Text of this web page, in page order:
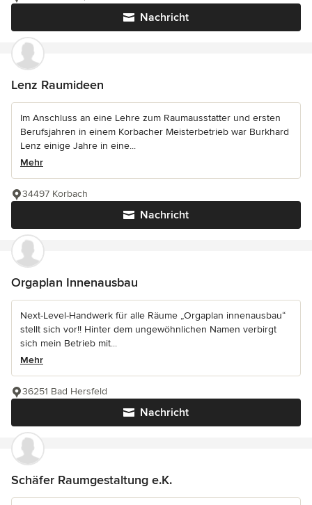
Nachricht
Lenz Raumideen
Im Anschluss an eine Lehre zum Raumausstatter und ersten
Berufsjahren in einem Korbacher Meisterbetrieb war Burkhard
Lenz einige Jahre in eine...
Mehr
Nachricht
34497 Korbach
Orgaplan Innenausbau
Next-Level-Handwerk für alle Räume „Orgaplan innenausbau“
stellt sich vor!! Hinter dem ungewöhnlichen Namen verbirgt
sich mein Betrieb mit...
Mehr
Nachricht
36251 Bad Hersfeld
Schäfer Raumgestaltung e.K.